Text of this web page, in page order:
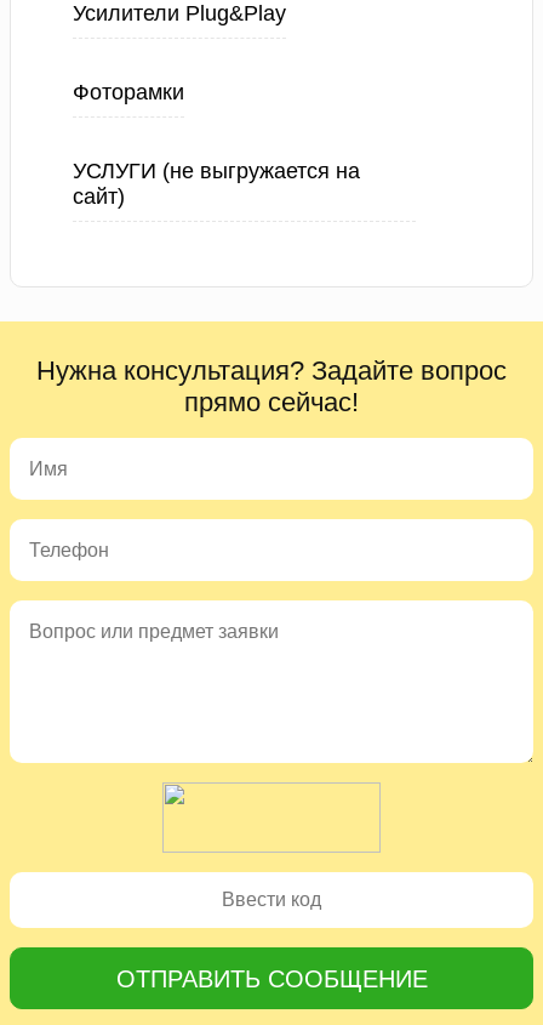
Усилители Plug&Play
Фоторамки
УСЛУГИ (не выгружается на
сайт)
Нужна консультация? Задайте вопрос
прямо сейчас!
ОТПРАВИТЬ СООБЩЕНИЕ